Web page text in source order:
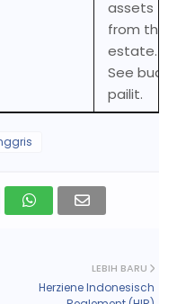
assets
from the
estate.
See budel
pailit.
LEBIH BARU
Herziene Indonesisch